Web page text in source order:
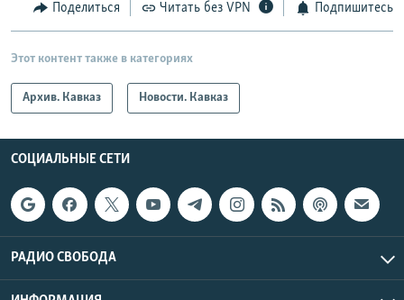
Поделиться Читать без VPN Подпишитесь
Этот контент также в категориях
Архив. Кавказ Новости. Кавказ
СОЦИАЛЬНЫЕ СЕТИ
РАДИО СВОБОДА